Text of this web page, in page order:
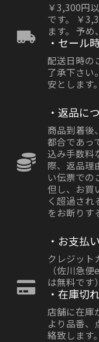
￥3,300円
です。 ￥
ます。 予
・セール
配送日時の
了承下さい
安とします。
・返品に
商品到着後
都合であっ
込み手数料
際、返品理
い伝票での
但し、お買
く超過され
をお断りす
・お支払
クレジッ
（佐川急
は無料です）
・在庫切
店舗に在庫
より品番、
絡致します。